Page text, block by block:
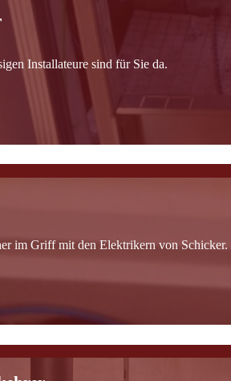
Installateure sind für Sie da.
im Griff mit den Elektrikern von Schicker.